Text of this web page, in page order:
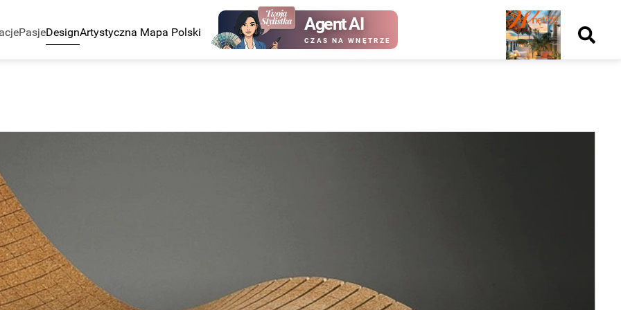
PasjeDesignArtystyczna Mapa Polski Agent AI
CZAS NA WNĘTRZE
Nowy
numer